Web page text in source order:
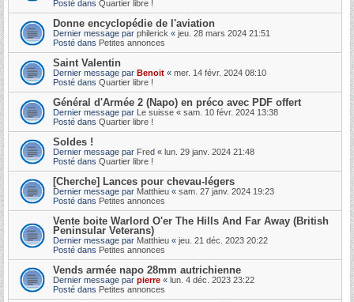
Posté dans Quartier libre !
Donne encyclopédie de l'aviation
Dernier message par philerick « jeu. 28 mars 2024 21:51
Posté dans Petites annonces
Saint Valentin
Dernier message par Benoit « mer. 14 févr. 2024 08:10
Posté dans Quartier libre !
Général d'Armée 2 (Napo) en préco avec PDF offert
Dernier message par Le suisse « sam. 10 févr. 2024 13:38
Posté dans Quartier libre !
Soldes !
Dernier message par Fred « lun. 29 janv. 2024 21:48
Posté dans Quartier libre !
[Cherche] Lances pour chevau-légers
Dernier message par Matthieu « sam. 27 janv. 2024 19:23
Posté dans Petites annonces
Vente boite Warlord O'er The Hills And Far Away (British
Peninsular Veterans)
Dernier message par Matthieu « jeu. 21 déc. 2023 20:22
Posté dans Petites annonces
Vends armée napo 28mm autrichienne
Dernier message par pierre « lun. 4 déc. 2023 23:22
Posté dans Petites annonces